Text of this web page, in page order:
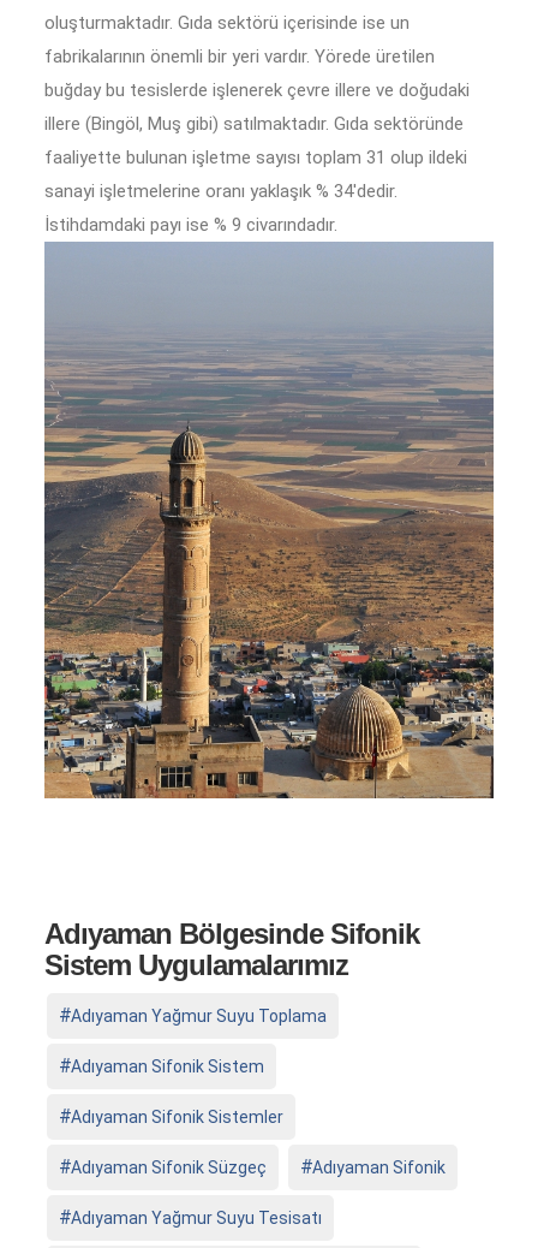
oluşturmaktadır. Gıda sektörü içerisinde ise un
fabrikalarının önemli bir yeri vardır. Yörede üretilen
buğday bu tesislerde işlenerek çevre illere ve doğudaki
illere (Bingöl, Muş gibi) satılmaktadır. Gıda sektöründe
faaliyette bulunan işletme sayısı toplam 31 olup ildeki
sanayi işletmelerine oranı yaklaşık % 34'dedir.
İstihdamdaki payı ise % 9 civarındadır.
Adıyaman Bölgesinde Sifonik
Sistem Uygulamalarımız
Adıyaman Yağmur Suyu Toplama
Adıyaman Sifonik Sistem
Adıyaman Sifonik Sistemler
Adıyaman Sifonik Süzgeç Adıyaman Sifonik
Adıyaman Yağmur Suyu Tesisatı